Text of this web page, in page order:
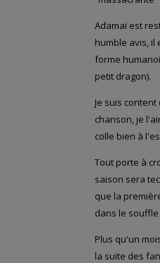
Adamaï est
humble avis, il
forme
petit dragon).
Je suis
chanson, je
colle bien à
Tout porte à
saison sera
que la
dans le
Plus qu'un
la suite des